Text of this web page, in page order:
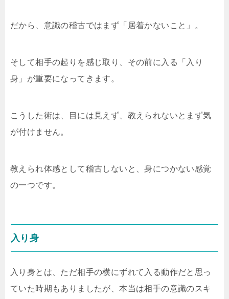
だから、意識の稽古ではまず「居着かないこと」。
そして相手の起りを感じ取り、その前に入る「入り
身」が重要になってきます。
こうした術は、目には見えず、教えられないとまず気
が付けません。
教えられ体感として稽古しないと、身につかない感覚
の一つです。
入り身
入り身とは、ただ相手の横にずれて入る動作だと思っ
ていた時期もありましたが、本当は相手の意識のスキ